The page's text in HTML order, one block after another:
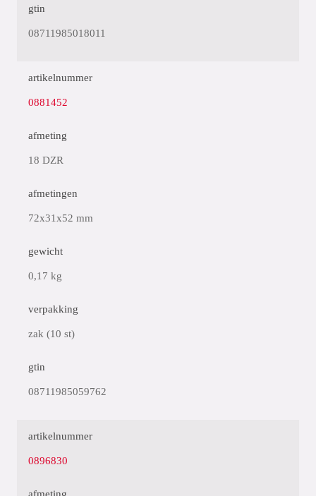
gtin
08711985018011
artikelnummer
0881452
afmeting
18 DZR
afmetingen
72x31x52 mm
gewicht
0,17 kg
verpakking
zak (10 st)
gtin
08711985059762
artikelnummer
0896830